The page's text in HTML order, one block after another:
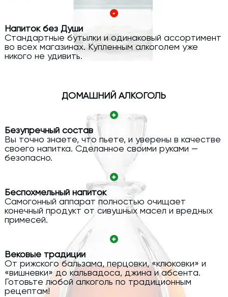
Напиток без Души
Стандартные бутылки и одинаковый ассортимент
во всех магазинах. Купленным алкоголем уже
никого не удивить.
ДОМАШНИЙ АЛКОГОЛЬ
Безупречный состав
Вы точно знаете, что пьете, и уверены в качестве
своего напитка. Сделанное своими руками —
безопасно.
Беспохмельный напиток
Самогонный аппарат полностью очищает
конечный продукт от сивушных масел и вредных
примесей.
Вековые традиции
От рижского бальзама, перцовки, «клюковки» и
«вишневки» до кальвадоса, джина и абсента.
Готовьте любой алкоголь по традиционным
рецептам!